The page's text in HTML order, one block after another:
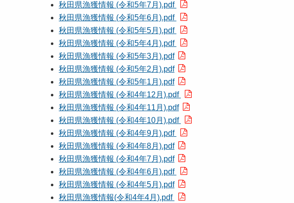
秋田県漁獲情報 (令和5年7月).pdf
秋田県漁獲情報 (令和5年6月).pdf
秋田県漁獲情報 (令和5年5月).pdf
秋田県漁獲情報 (令和5年4月).pdf
秋田県漁獲情報 (令和5年3月).pdf
秋田県漁獲情報 (令和5年2月).pdf
秋田県漁獲情報 (令和5年1月).pdf
秋田県漁獲情報 (令和4年12月).pdf
秋田県漁獲情報 (令和4年11月).pdf
秋田県漁獲情報 (令和4年10月).pdf
秋田県漁獲情報 (令和4年9月).pdf
秋田県漁獲情報 (令和4年8月).pdf
秋田県漁獲情報 (令和4年7月).pdf
秋田県漁獲情報 (令和4年6月).pdf
秋田県漁獲情報 (令和4年5月).pdf
秋田県漁獲情報(令和4年4月).pdf